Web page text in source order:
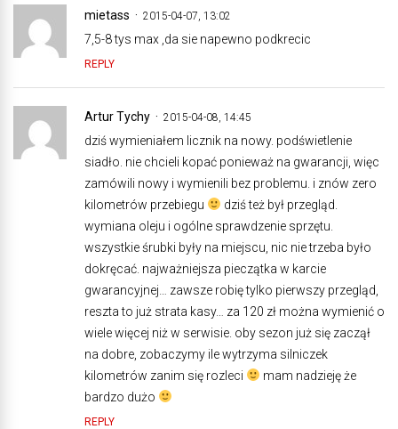
mietass 2015-04-07, 13:02
7,5-8 tys max ,da sie napewno podkrecic
REPLY
Artur Tychy 2015-04-08, 14:45
dziś wymieniałem licznik na nowy. podświetlenie
siadło. nie chcieli kopać ponieważ na gwarancji, więc
zamówili nowy i wymienili bez problemu. i znów zero
kilometrów przebiegu
dziś też był przegląd.
wymiana oleju i ogólne sprawdzenie sprzętu.
wszystkie śrubki były na miejscu, nic nie trzeba było
dokręcać. najważniejsza pieczątka w karcie
gwarancyjnej… zawsze robię tylko pierwszy przegląd,
reszta to już strata kasy… za 120 zł można wymienić o
wiele więcej niż w serwisie. oby sezon już się zaczął
na dobre, zobaczymy ile wytrzyma silniczek
kilometrów zanim się rozleci
mam nadzieję że
bardzo dużo
REPLY